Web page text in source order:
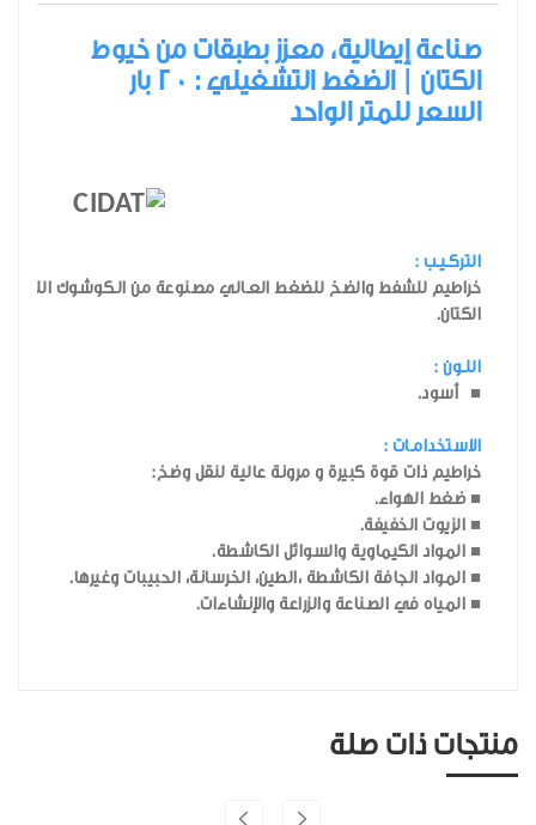
صناعة إيطالية، معزز بطبقات من خيوط
الكتان | الضغط التشغيلي : 20 بار
السعر للمتر الواحد
التركـيـب :
خراطيم للشفط والضخ للضغط العـالي مصنوعة من الـكوشوك اللين
الكتان.
اللـون :
■ أسود.
الاستخدامـات :
خراطيم ذات قوة كبيرة و مرونة عالية لنقل وضخ:
■ ضغط الهواء.
■ الزيوت الخفيفة.
■ المواد الكيماوية والسوائل الكاشطة.
■ المواد الجافة الكاشطة ،الطين، الخرسانة، الحبيبات وغيرها.
■ المياه في الصناعة والزراعة والإنشاءات.
منتجات ذات صلة